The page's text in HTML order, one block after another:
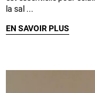
la sal ...
EN SAVOIR PLUS